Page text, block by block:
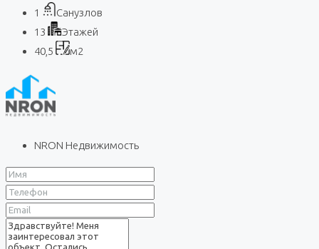
1
Санузлов
13
Этажей
40,5
м2
NRON Недвижимость